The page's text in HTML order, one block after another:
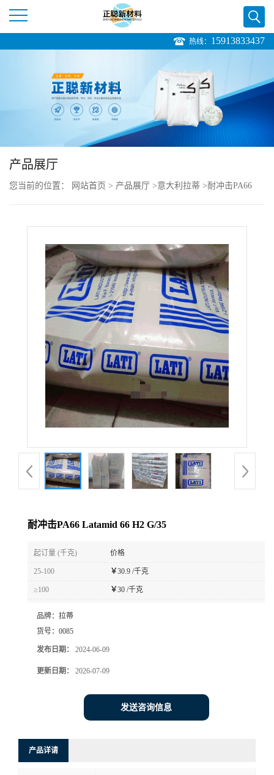
公
品
展
式
热线： 15913833437
产品展厅
您当前的位置： 网站首页 > 产品展厅 >意大利拉蒂 >耐冲击PA66
耐冲击PA66 Latamid 66 H2 G/35
起订量 (千克) 价格
25-100 ￥30.9 /千克
≥100 ￥30 /千克
品牌： 拉蒂
货号： 0085
发布日期： 2024-06-09
更新日期： 2026-07-09
发送咨询信息
产品详请